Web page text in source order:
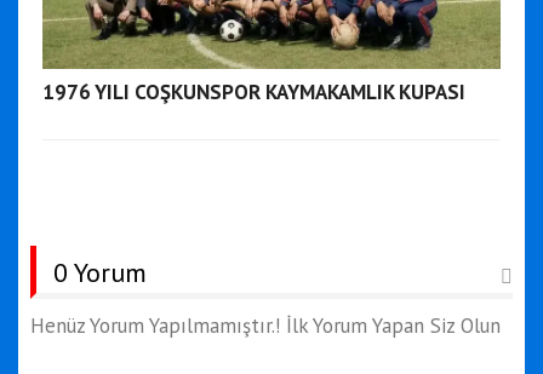
1976 YILI COŞKUNSPOR KAYMAKAMLIK KUPASI
0 Yorum
Henüz Yorum Yapılmamıştır.! İlk Yorum Yapan Siz Olun